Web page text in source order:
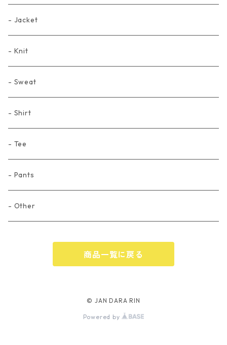
- Jacket
- Knit
- Sweat
- Shirt
- Tee
- Pants
- Other
商品一覧に戻る
© JAN DARA RIN
Powered by